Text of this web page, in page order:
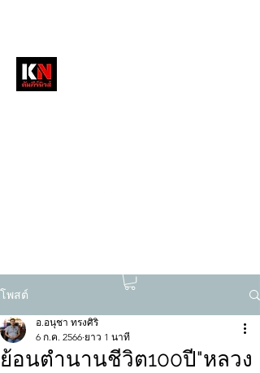
โพสต์
ย้อนตำนานชีวิต100ปี"หลวง
อ.อนุชา ทรงศิริ
6 ก.ค. 2566 ยาว 1 นาที